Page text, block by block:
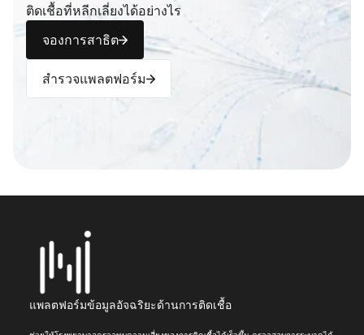
ติดเชื้อที่หลีกเลี่ยงได้อย่างไร
จองการสาธิต
สำรวจแพลตฟอร์ม
แพลตฟอร์มข้อมูลอัจฉริยะด้านการติดเชื้อ